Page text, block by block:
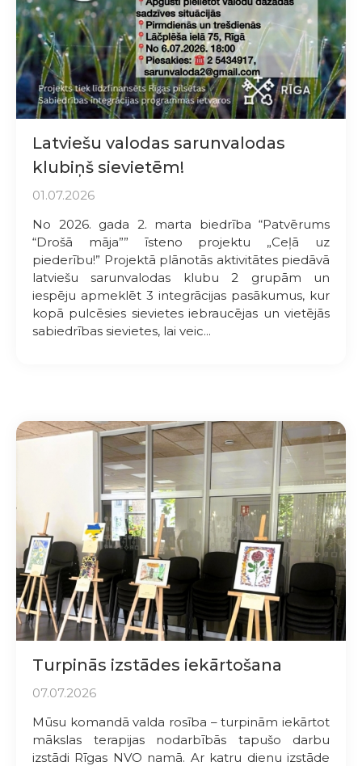
Latviešu valodas sarunvalodas
klubiņš sievietēm!
01.07.2026
No 2026. gada 2. marta biedrība “Patvērums
“Drošā māja”” īsteno projektu „Ceļā uz
piederību!” Projektā plānotās aktivitātes piedāvā
latviešu sarunvalodas klubu 2 grupām un
iespēju apmeklēt 3 integrācijas pasākumus, kur
kopā pulcēsies sievietes iebraucējas un vietējās
sabiedrības sievietes, lai veic...
Turpinās izstādes iekārtošana
07.07.2026
Mūsu komandā valda rosība – turpinām iekārtot
mākslas terapijas nodarbībās tapušo darbu
izstādi Rīgas NVO namā. Ar katru dienu izstāde